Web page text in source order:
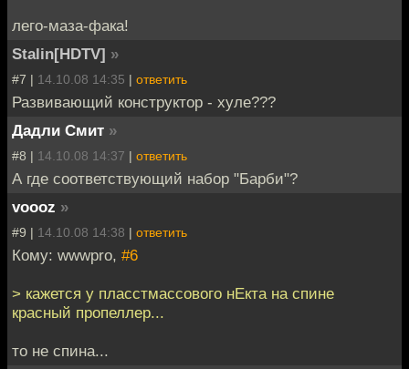
лего-маза-фака!
Stalin[HDTV] »
#7 | 14.10.08 14:35 | ответить
Развивающий конструктор - хуле???
Дадли Смит »
#8 | 14.10.08 14:37 | ответить
А где соответствующий набор "Барби"?
voooz »
#9 | 14.10.08 14:38 | ответить
Кому: wwwpro, #6
> кажется у пласстмассового нЕкта на спине
красный пропеллер...
то не спина...